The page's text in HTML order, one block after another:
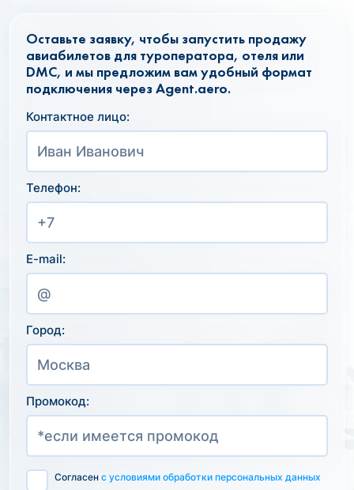
Оставьте заявку, чтобы запустить продажу
авиабилетов для туроператора, отеля или
DMC, и мы предложим вам удобный формат
подключения через Agent.aero.
Контактное лицо:
Телефон:
E-mail:
Город:
Промокод:
Согласен с условиями обработки персональных данных